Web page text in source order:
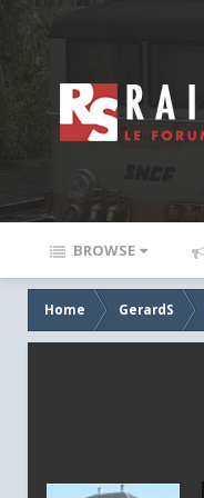
BROWSE
Home GerardS